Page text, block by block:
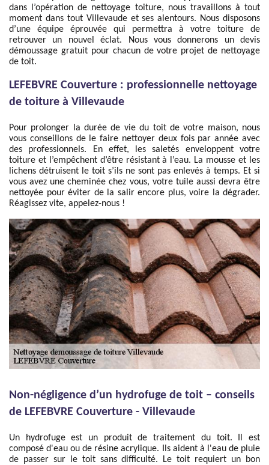
dans l’opération de nettoyage toiture, nous travaillons à tout
moment dans tout Villevaude et ses alentours. Nous disposons
d’une équipe éprouvée qui permettra à votre toiture de
retrouver un nouvel éclat. Nous vous donnerons un devis
démoussage gratuit pour chacun de votre projet de nettoyage
de toit.
LEFEBVRE Couverture : professionnelle nettoyage
de toiture à Villevaude
Pour prolonger la durée de vie du toit de votre maison, nous
vous conseillons de le faire nettoyer deux fois par année avec
des professionnels. En effet, les saletés enveloppent votre
toiture et l’empêchent d’être résistant à l’eau. La mousse et les
lichens détruisent le toit s’ils ne sont pas enlevés à temps. Et si
vous avez une cheminée chez vous, votre tuile aussi devra être
nettoyée pour éviter de la salir encore plus, voire la dégrader.
Réagissez vite, appelez-nous !
Non-négligence d’un hydrofuge de toit – conseils
de LEFEBVRE Couverture - Villevaude
Un hydrofuge est un produit de traitement du toit. Il est
composé d'eau ou de résine acrylique. Ils aident à l'eau de pluie
de passer sur le toit sans difficulté. Le toit requiert un bon